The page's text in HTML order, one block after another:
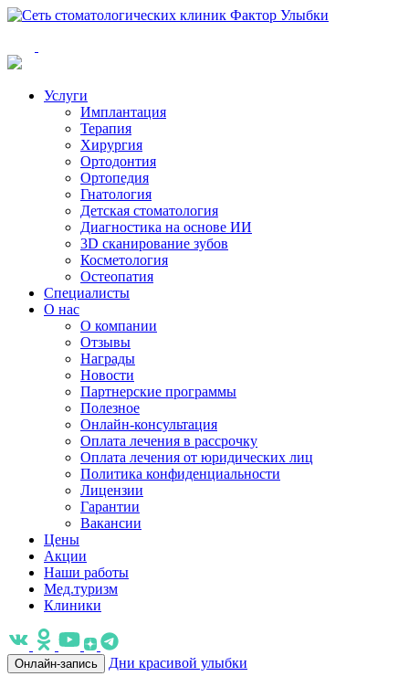
Услуги
Имплантация
Терапия
Хирургия
Ортодонтия
Ортопедия
Гнатология
Детская стоматология
Диагностика на основе ИИ
3D сканирование зубов
Косметология
Остеопатия
Специалисты
О нас
О компании
Отзывы
Награды
Новости
Партнерские программы
Полезное
Онлайн-консультация
Оплата лечения в рассрочку
Оплата лечения от юридических лиц
Политика конфиденциальности
Лицензии
Гарантии
Вакансии
Цены
Акции
Наши работы
Мед.туризм
Клиники
Онлайн-запись Дни красивой улыбки